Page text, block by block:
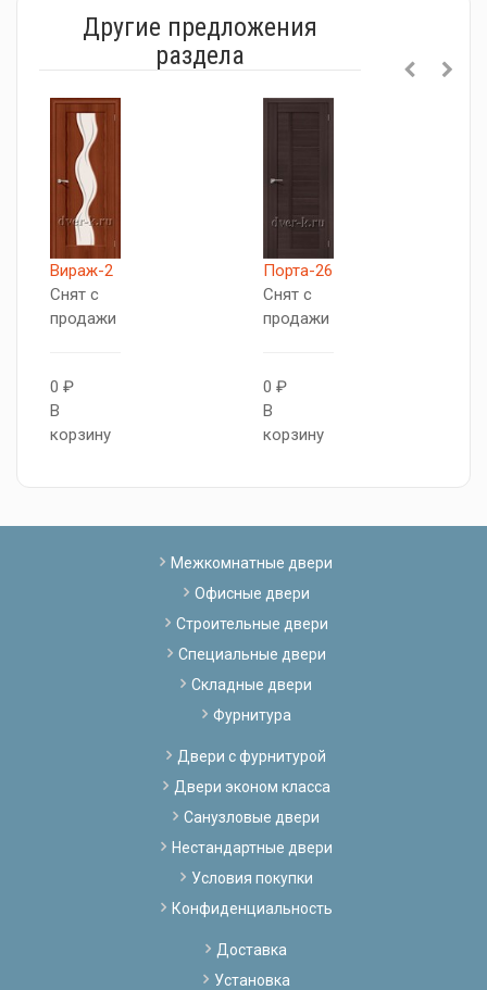
Другие предложения
раздела
Вираж-2
Снят с
продажи
0 ₽
В
корзину
Порта-26
Снят с
продажи
0 ₽
В
корзину
Межкомнатные двери
Офисные двери
Строительные двери
Специальные двери
Складные двери
Фурнитура
Двери с фурнитурой
Двери эконом класса
Санузловые двери
Нестандартные двери
Условия покупки
Конфиденциальность
Доставка
Установка